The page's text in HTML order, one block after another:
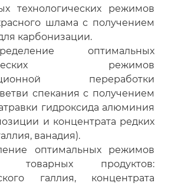
технологических режимов
шлама с получением
карбонизации.
оптимальных
режимов
переработки
спекания с получением
гидроксида алюминия
и концентрата редких
ванадия).
оптимальных режимов
товарных продуктов:
галлия, концентрата